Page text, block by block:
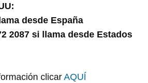
desde España
2087 si llama desde Estados
clicar AQUÍ